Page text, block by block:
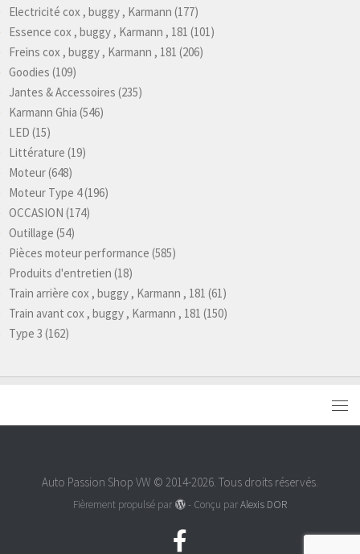
Electricité cox , buggy , Karmann (177)
Essence cox , buggy , Karmann , 181 (101)
Freins cox , buggy , Karmann , 181 (206)
Goodies (109)
Jantes & Accessoires (235)
Karmann Ghia (546)
LED (15)
Littérature (19)
Moteur(648)
Moteur Type 4(196)
OCCASION (174)
Outillage (54)
Pièces moteur performance (585)
Produits d'entretien (18)
Train arrière cox , buggy , Karmann , 181 (61)
Train avant cox , buggy , Karmann , 181 (150)
Type 3 (162)
Auto Passion Shop VW © 2014-2026. Tous droits réservés.
Fièrement propulsé par - Conçu parAlexis DOR